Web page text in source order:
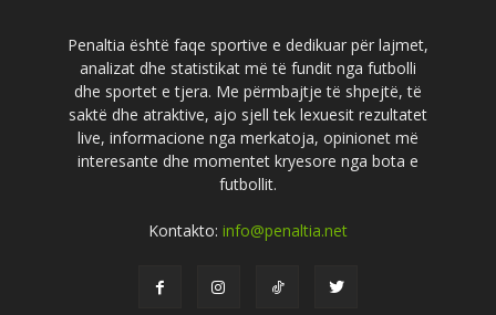
Penaltia është faqe sportive e dedikuar për lajmet,
analizat dhe statistikat më të fundit nga futbolli
dhe sportet e tjera. Me përmbajtje të shpejtë, të
saktë dhe atraktive, ajo sjell tek lexuesit rezultatet
live, informacione nga merkatoja, opinionet më
interesante dhe momentet kryesore nga bota e
futbollit.
Kontakto: info@penaltia.net